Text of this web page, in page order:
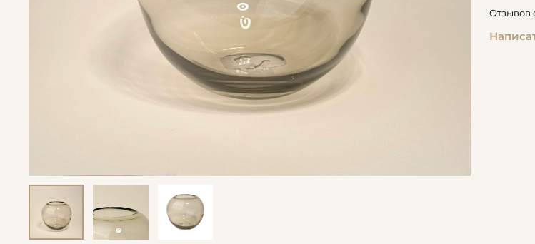
Отзывов